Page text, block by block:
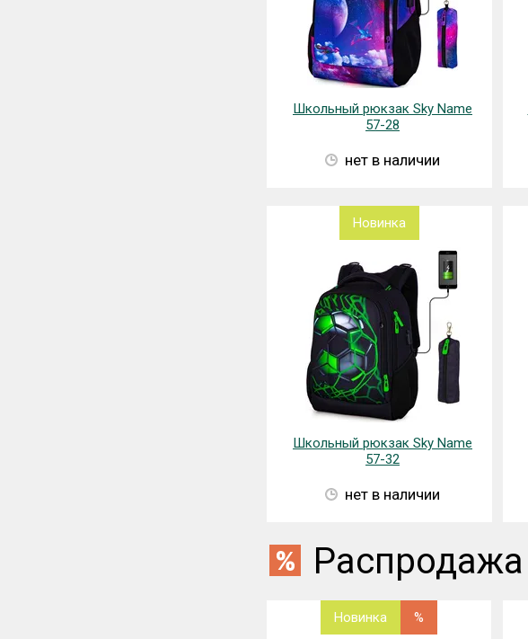
Школьный рюкзак Sky Name
57-28
нет в наличии
Новинка
Школьный рюкзак Sky Name
57-32
нет в наличии
Распродажа
Новинка %